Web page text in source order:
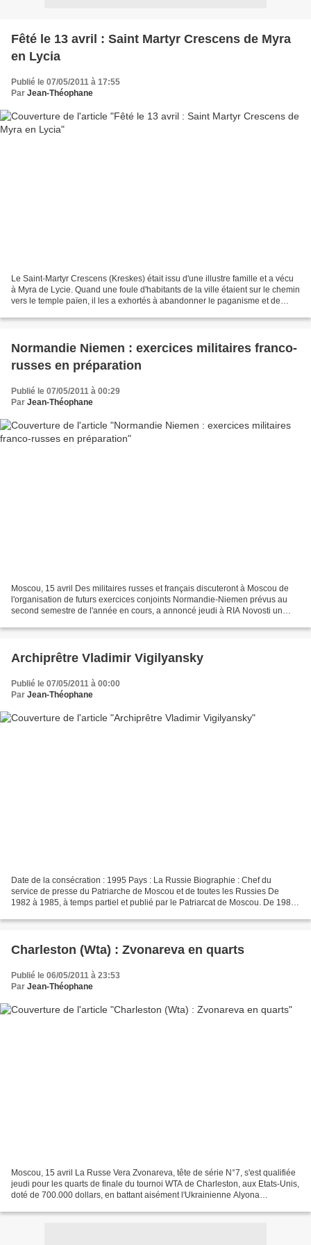
Fêté le 13 avril : Saint Martyr Crescens de Myra
en Lycia
Publié le 07/05/2011 à 17:55
Par Jean-Théophane
Le Saint-Martyr Crescens (Kreskes) était issu d'une illustre famille et a vécu
à Myra de Lycie. Quand une foule d'habitants de la ville étaient sur le chemin
vers le temple païen, il les a exhortés à abandonner le paganisme et de
Normandie Niemen : exercices militaires franco-
russes en préparation
Publié le 07/05/2011 à 00:29
Par Jean-Théophane
Moscou, 15 avril Des militaires russes et français discuteront à Moscou de
l'organisation de futurs exercices conjoints Normandie-Niemen prévus au
second semestre de l'année en cours, a annoncé jeudi à RIA Novosti un
Archiprêtre Vladimir Vigilyansky
Publié le 07/05/2011 à 00:00
Par Jean-Théophane
Date de la consécration : 1995 Pays : La Russie Biographie : Chef du
service de presse du Patriarche de Moscou et de toutes les Russies De
1982 à 1985, à temps partiel et publié par le Patriarcat de Moscou. De 1988
Charleston (Wta) : Zvonareva en quarts
Publié le 06/05/2011 à 23:53
Par Jean-Théophane
Moscou, 15 avril La Russe Vera Zvonareva, tête de série N°7, s'est qualifiée
jeudi pour les quarts de finale du tournoi WTA de Charleston, aux Etats-Unis,
doté de 700.000 dollars, en battant aisément l'Ukrainienne Alyona